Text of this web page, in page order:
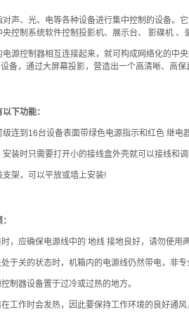
、光、电等各种设备进行集中控制的设备。它
控制系统软件控制投影机、展示台、 影碟机
控制器相互连接起来，就可构成网络化的中央
备，通过大屏幕投影，营造出一个高清晰、高
下功能：
到16台设备表面带绿色电源指示和红色 继电
时只需要打开小的接线盒外壳就可以接线和
架，可以平放或墙上安装!
应确保电源线中的 地线 接地良好，请勿使用
关的状态时，机箱内的电源线仍然带电，非专
器设备置于过冷或过热的地方。
作时会发热，因此要保持工作环境的良好通风